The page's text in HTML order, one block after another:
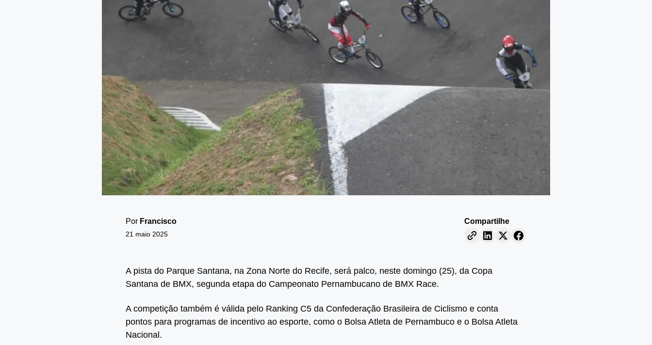
Por Francisco
21 maio 2025
Compartilhe
A pista do Parque Santana, na Zona Norte do Recife, será palco, neste domingo (25), da Copa
Santana de BMX, segunda etapa do Campeonato Pernambucano de BMX Race.
A competição também é válida pelo Ranking C5 da Confederação Brasileira de Ciclismo e conta
pontos para programas de incentivo ao esporte, como o Bolsa Atleta de Pernambuco e o Bolsa Atleta
Nacional.